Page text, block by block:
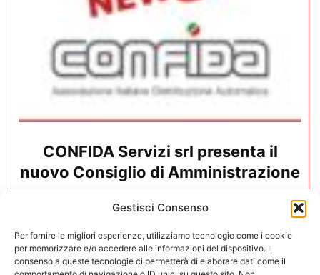
Gestisci Consenso
Per fornire le migliori esperienze, utilizziamo tecnologie come i cookie
per memorizzare e/o accedere alle informazioni del dispositivo. Il
consenso a queste tecnologie ci permetterà di elaborare dati come il
CONFIDA Servizi srl presenta il
nuovo Consiglio di Amministrazione
17/07/2026